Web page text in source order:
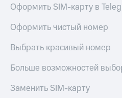
Оформить SIM-карту в
Оформить чистый номер
Выбрать красивый номер
Больше возможностей
Заменить SIM-карту